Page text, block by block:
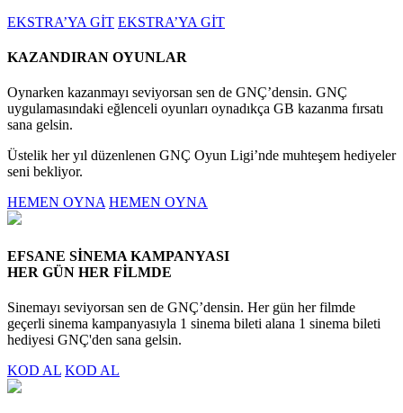
EKSTRA’YA GİT EKSTRA’YA GİT
KAZANDIRAN OYUNLAR
Oynarken kazanmayı seviyorsan sen de GNÇ’densin. GNÇ
uygulamasındaki eğlenceli oyunları oynadıkça GB kazanma fırsatı
sana gelsin.
Üstelik her yıl düzenlenen GNÇ Oyun Ligi’nde muhteşem hediyeler
seni bekliyor.
HEMEN OYNA HEMEN OYNA
EFSANE SİNEMA KAMPANYASI
HER GÜN HER FİLMDE
Sinemayı seviyorsan sen de GNÇ’densin. Her gün her filmde
geçerli sinema kampanyasıyla 1 sinema bileti alana 1 sinema bileti
hediyesi GNÇ'den sana gelsin.
KOD AL KOD AL